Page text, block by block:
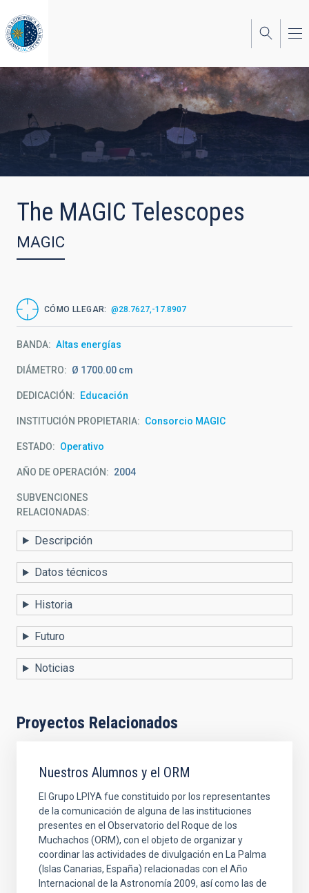
al
contenido
principal
The MAGIC Telescopes
MAGIC
CÓMO LLEGAR @28.7627,-17.8907
BANDA Altas energías
DIÁMETRO Ø 1700.00 cm
DEDICACIÓN Educación
INSTITUCIÓN PROPIETARIA Consorcio MAGIC
ESTADO Operativo
AÑO DE OPERACIÓN 2004
SUBVENCIONES
RELACIONADAS:
Descripción
Datos técnicos
Historia
Futuro
Noticias
Proyectos Relacionados
Nuestros Alumnos y el ORM
El Grupo LPIYA fue constituido por los representantes
de la comunicación de alguna de las instituciones
presentes en el Observatorio del Roque de los
Muchachos (ORM), con el objeto de organizar y
coordinar las actividades de divulgación en La Palma
(Islas Canarias, España) relacionadas con el Año
Internacional de la Astronomía 2009, así como las de